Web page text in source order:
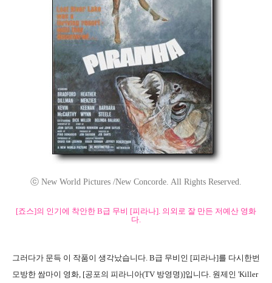
ⓒ New World Pictures /New Concorde. All Rights Reserved.
[죠스]의 인기에 착안한 B급 무비 [피라나]. 의외로 잘 만든 저예산 영화
다.
그러다가 문득 이 작품이 생각났습니다. B급 무비인 [피라나]를 다시한번
모방한 쌈마이 영화, [공포의 피라니아(TV 방영명)]입니다. 원제인 'Killer